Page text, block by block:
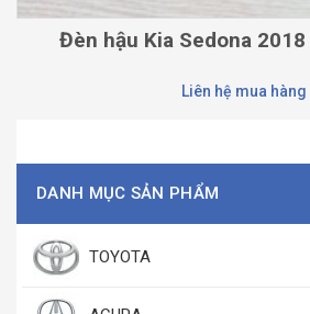
Đèn hậu Kia Sedona
Liên hệ mua hàng
DANH MỤC SẢN PHẨM
TOYOTA